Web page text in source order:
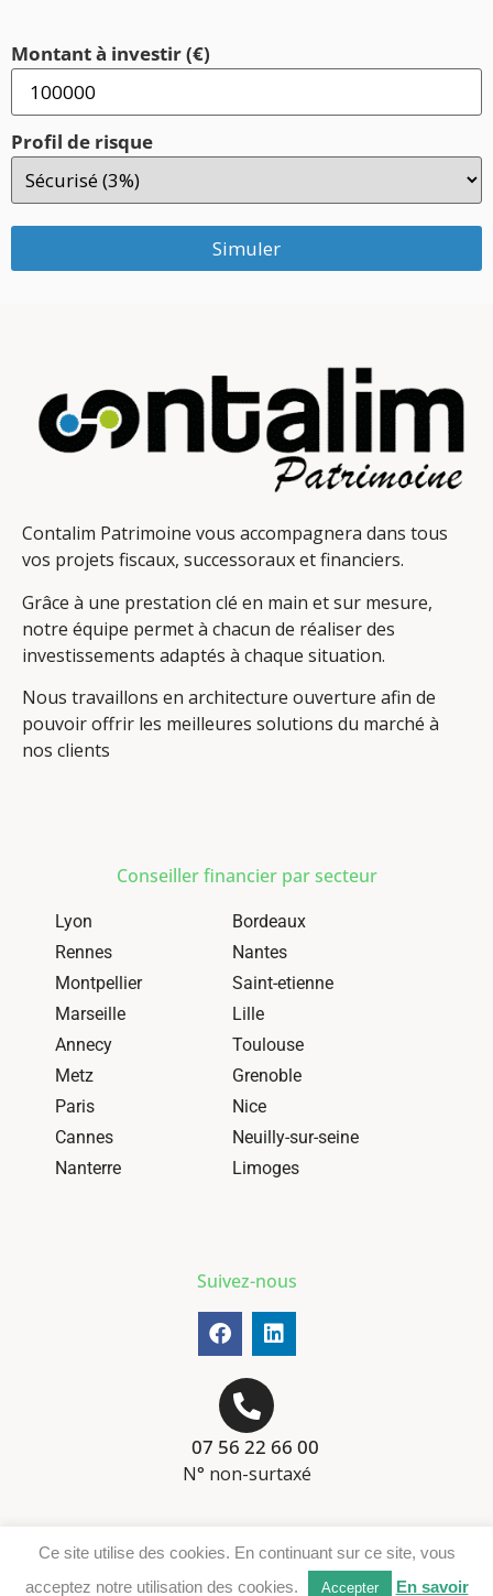
Montant à investir (€)
Profil de risque
Simuler
Contalim Patrimoine vous accompagnera dans tous
vos projets fiscaux, successoraux et financiers.
Grâce à une prestation clé en main et sur mesure,
notre équipe permet à chacun de réaliser des
investissements adaptés à chaque situation.
Nous travaillons en architecture ouverture afin de
pouvoir offrir les meilleures solutions du marché à
nos clients
Conseiller financier par secteur
Lyon
Bordeaux
Rennes
Nantes
Montpellier
Saint-etienne
Marseille
Lille
Annecy
Toulouse
Metz
Grenoble
Paris
Nice
Cannes
Neuilly-sur-seine
Nanterre
Limoges
Suivez-nous
07 56 22 66 00
N° non-surtaxé
Téléchargement DER
Ce site utilise des cookies. En continuant sur ce site, vous
acceptez notre utilisation des cookies.
Accepter En savoir